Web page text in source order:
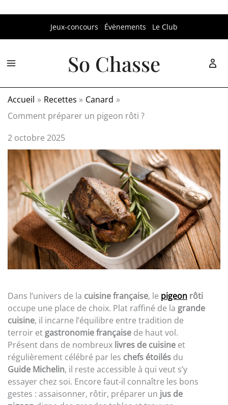
Jeux-concours Évènements Le Club
So Chasse
Accueil Recettes
Canard
Comment préparer un pigeon rôti ?
2 octobre 2025
Dans l’univers de la cuisine française, le pigeon rôti
occupe une place de choix. Plat raffiné de la grande
cuisine, il incarne l’équilibre entre tradition de
terroir et gastronomie française de haut vol.
Présent dans de nombreux livres de cuisine et
régulièrement célébré par les chefs étoilés du
Guide Michelin, il reste accessible à qui veut s’y
essayer chez soi. Encore faut-il connaître les bons
gestes : assaisonner, rôtir, préparer un jus de